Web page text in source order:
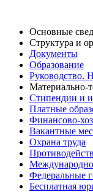
Основные
Структура и
Документы
Образование
Руководство.
Материально-
Стипендии и
Платные
Финансово-
Вакантные
Охрана труда
Федеральные
Бесплатная